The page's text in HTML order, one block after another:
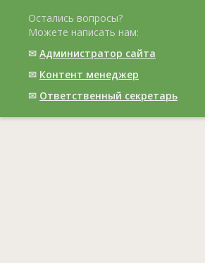
Остались вопросы?
Можете написать нам:
✉ Администратор сайта
✉ Контент менеджер
✉ Ответственный cекретарь